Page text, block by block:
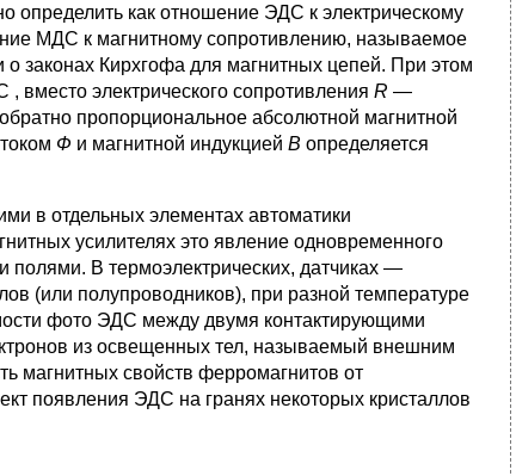
определить как отношение ЭДС к электрическому
МДС к магнитному сопротивлению, называемое
законах Кирхгофа для магнитных цепей. При этом
, вместо электрического сопротивления R —
пропорциональное абсолютной магнитной
Ф и магнитной индукцией В определяется
в отдельных элементах автоматики
усилителях это явление одновременного
В термоэлектрических, датчиках —
(или полупроводников), при разной температуре
фото ЭДС между двумя контактирующими
из освещенных тел, называемый внешним
магнитных свойств ферромагнитов от
появления ЭДС на гранях некоторых кристаллов